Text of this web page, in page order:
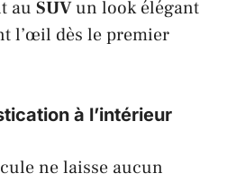
au SUVun look élégant
l’œil dès le premier
à l’intérieur
ne laisse aucun